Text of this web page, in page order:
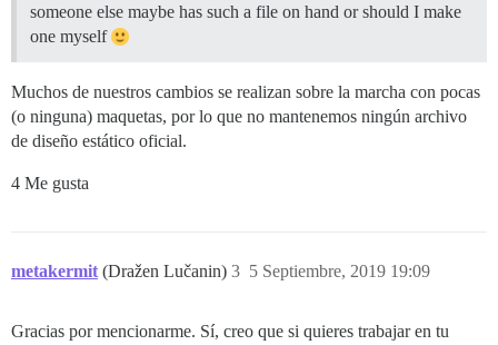
someone else maybe has such a file on hand or should I make
one myself
Muchos de nuestros cambios se realizan sobre la marcha con pocas
(o ninguna) maquetas, por lo que no mantenemos ningún archivo
de diseño estático oficial.
4 Me gusta
metakermit (Dražen Lučanin) 5 Septiembre, 2019 19:09
3
Gracias por mencionarme. Sí, creo que si quieres trabajar en tu